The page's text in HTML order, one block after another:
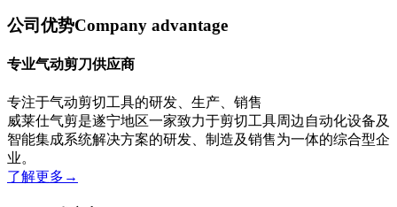
公司优势Company advantage
专业气动剪刀供应商
专注于气动剪切工具的研发、生产、销售
威莱仕气剪是遂宁地区一家致力于剪切工具周边自动化设备及
智能集成系统解决方案的研发、制造及销售为一体的综合型企
业。
了解更多 →